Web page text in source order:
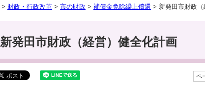
> 財政・行政改革 > 市の財政 > 補償金免除繰上償還 > 新発田市財政
新発田市財政（経営）健全化計画
ペ